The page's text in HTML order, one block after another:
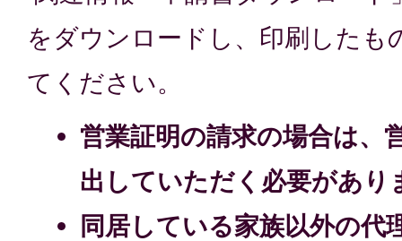
をダウンロードし、印刷したも
てください。
営業証明の請求の場合は、
出していただく必要があり
同居している家族以外の代